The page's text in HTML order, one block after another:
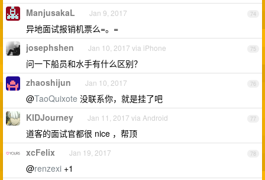
74
ManjusakaL Jan 9, 2017
异地面试报销机票么=。=
75
josephshen Jan 10, 2017 via iPhone
问一下船员和水手有什么区别？
76
zhaoshijun Jan 10, 2017
@TaoQuixote 没联系你，就是挂了吧
77
KIDJourney Jan 11, 2017 via Android
道客的面试官都很 nice ，帮顶
78
xcFelix Jan 19, 2017
@renzexi +1